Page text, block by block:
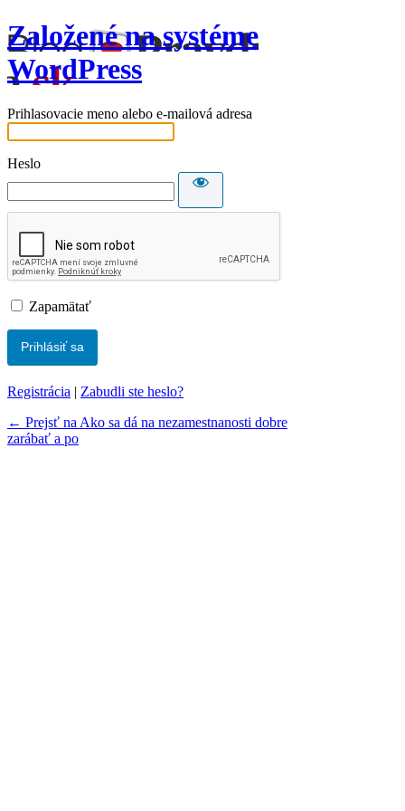
Založené na systéme
WordPress
Prihlasovacie meno alebo e-mailová adresa
Heslo
Zapamätať
Registrácia | Zabudli ste heslo?
← Prejsť na Ako sa dá na nezamestnanosti dobre
zarábať a po